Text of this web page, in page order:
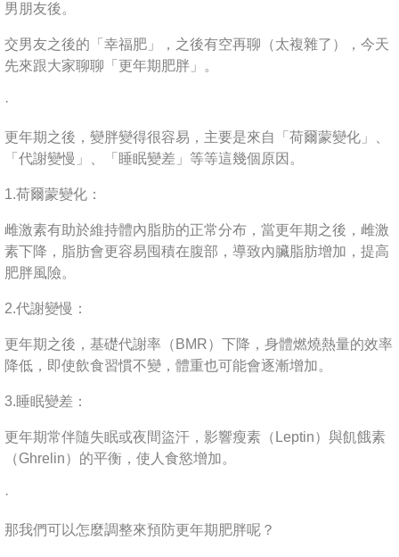
男朋友後。
交男友之後的「幸福肥」，之後有空再聊（太複雜了），今天
先來跟大家聊聊「更年期肥胖」。
·
更年期之後，變胖變得很容易，主要是來自「荷爾蒙變化」、
「代謝變慢」、「睡眠變差」等等這幾個原因。
1.荷爾蒙變化：
雌激素有助於維持體內脂肪的正常分布，當更年期之後，雌激
素下降，脂肪會更容易囤積在腹部，導致內臟脂肪增加，提高
肥胖風險。
2.代謝變慢：
更年期之後，基礎代謝率（BMR）下降，身體燃燒熱量的效率
降低，即使飲食習慣不變，體重也可能會逐漸增加。
3.睡眠變差：
更年期常伴隨失眠或夜間盜汗，影響瘦素（Leptin）與飢餓素
（Ghrelin）的平衡，使人食慾增加。
·
那我們可以怎麼調整來預防更年期肥胖呢？